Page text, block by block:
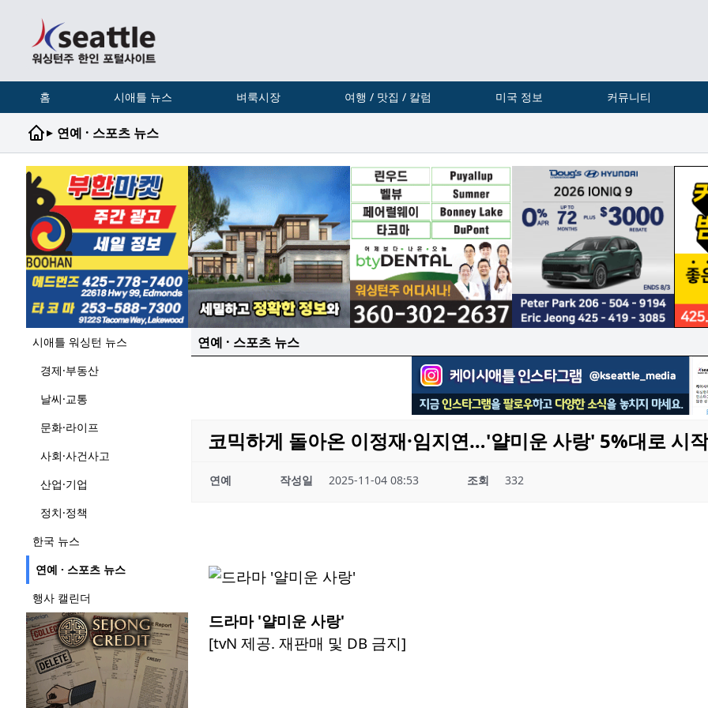
홈 시애틀 뉴스 벼룩시장 여행 / 맛집 / 칼럼 미국 정보 커뮤니티
▸ 연예 · 스포츠 뉴스
시애틀 워싱턴 뉴스
경제·부동산
날씨·교통
문화·라이프
사회·사건사고
산업·기업
정치·정책
한국 뉴스
연예 · 스포츠 뉴스
행사 캘린더
연예 · 스포츠 뉴스
코믹하게 돌아온 이정재·임지연…'얄미운 사랑' 5%대로 시작
연예 작성일 2025-11-04 08:53 조회 332
드라마 '얄미운 사랑'
[tvN 제공. 재판매 및 DB 금지]